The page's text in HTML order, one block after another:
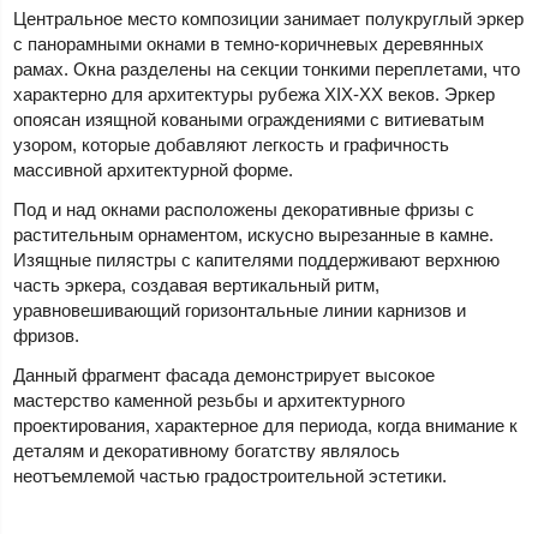
Центральное место композиции занимает полукруглый эркер
с панорамными окнами в темно-коричневых деревянных
рамах. Окна разделены на секции тонкими переплетами, что
характерно для архитектуры рубежа XIX-XX веков. Эркер
опоясан изящной коваными ограждениями с витиеватым
узором, которые добавляют легкость и графичность
массивной архитектурной форме.
Под и над окнами расположены декоративные фризы с
растительным орнаментом, искусно вырезанные в камне.
Изящные пилястры с капителями поддерживают верхнюю
часть эркера, создавая вертикальный ритм,
уравновешивающий горизонтальные линии карнизов и
фризов.
Данный фрагмент фасада демонстрирует высокое
мастерство каменной резьбы и архитектурного
проектирования, характерное для периода, когда внимание к
деталям и декоративному богатству являлось
неотъемлемой частью градостроительной эстетики.